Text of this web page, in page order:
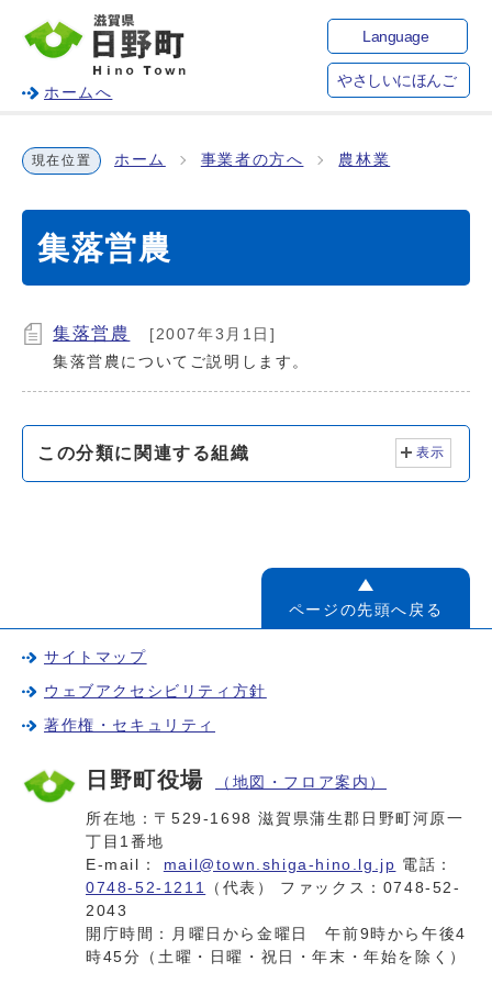
ホームへ
Language
やさしいにほんご
現在位置 ホーム 事業者の方へ 農林業
集落営農
集落営農
[2007年3月1日]
集落営農についてご説明します。
この分類に関連する組織 表示
ページの先頭へ戻る
サイトマップ
ウェブアクセシビリティ方針
著作権・セキュリティ
日野町役場 （地図・フロア案内）
所在地：〒529-1698 滋賀県蒲生郡日野町河原一
丁目1番地
E-mail： mail@town.shiga-hino.lg.jp 電話：
0748-52-1211
（代表） ファックス：0748-52-
2043
開庁時間：月曜日から金曜日 午前9時から午後4
時45分（土曜・日曜・祝日・年末・年始を除く）